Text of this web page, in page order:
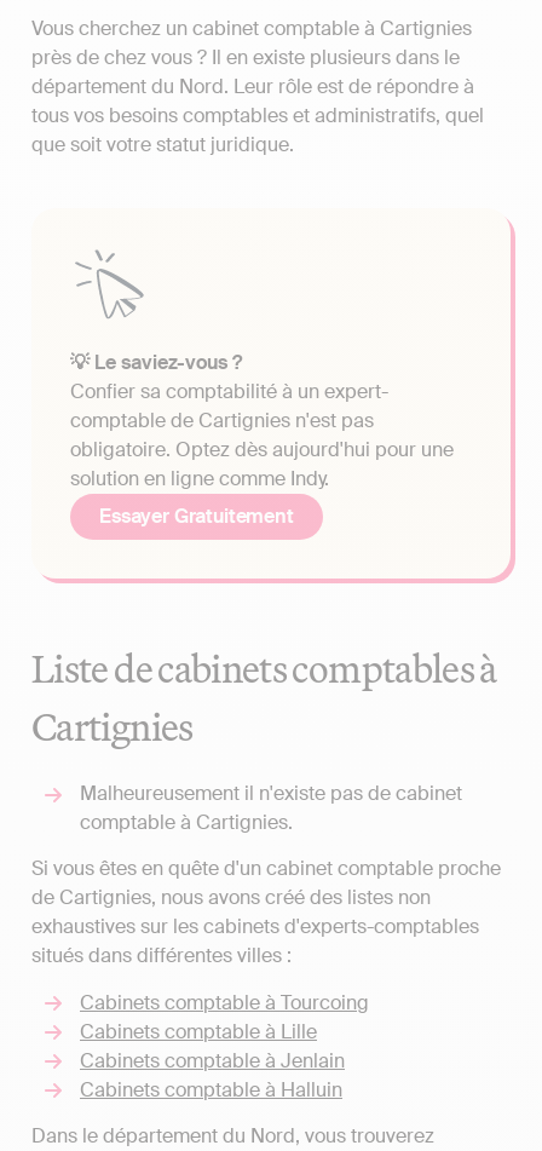
Vous cherchez un cabinet comptable à Cartignies
près de chez vous ? Il en existe plusieurs dans le
département du Nord. Leur rôle est de répondre à
tous vos besoins comptables et administratifs, quel
que soit votre statut juridique.
💡 Le saviez-vous ?
Confier sa comptabilité à un expert-
comptable de Cartignies n'est pas
obligatoire. Optez dès aujourd'hui pour une
solution en ligne comme Indy.
Essayer Gratuitement
Liste de cabinets comptables à
Cartignies
Malheureusement il n'existe pas de cabinet
comptable à Cartignies.
Si vous êtes en quête d'un cabinet comptable proche
de Cartignies, nous avons créé des listes non
exhaustives sur les cabinets d'experts-comptables
situés dans différentes villes :
Cabinets comptable à Tourcoing
Cabinets comptable à Lille
Cabinets comptable à Jenlain
Cabinets comptable à Halluin
Dans le département du Nord, vous trouverez